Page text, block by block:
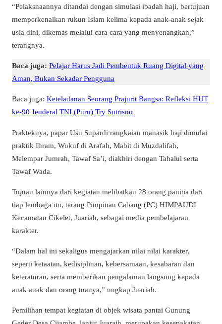
“Pelaksnaannya ditandai dengan simulasi ibadah haji, bertujuan
memperkenalkan rukun Islam kelima kepada anak-anak sejak
usia dini, dikemas melalui cara cara yang menyenangkan,”
terangnya.
Baca juga: Pelajar Harus Jadi Pembentuk Ruang Digital yang
Aman, Bukan Sekadar Pengguna
Baca juga: Keteladanan Seorang Prajurit Bangsa: Refleksi HUT
ke-90 Jenderal TNI (Purn) Try Sutrisno
Prakteknya, papar Usu Supardi rangkaian manasik haji dimulai
praktik Ihram, Wukuf di Arafah, Mabit di Muzdalifah,
Melempar Jumrah, Tawaf Sa’i, diakhiri dengan Tahalul serta
Tawaf Wada.
Tujuan lainnya dari kegiatan melibatkan 28 orang panitia dari
tiap lembaga itu, terang Pimpinan Cabang (PC) HIMPAUDI
Kecamatan Cikelet, Juariah, sebagai media pembelajaran
karakter.
“Dalam hal ini sekaligus mengajarkan nilai nilai karakter,
seperti ketaatan, kedisiplinan, kebersamaan, kesabaran dan
keteraturan, serta memberikan pengalaman langsung kepada
anak anak dan orang tuanya,” ungkap Juariah.
Pemilihan tempat kegiatan di objek wisata pantai Gunung